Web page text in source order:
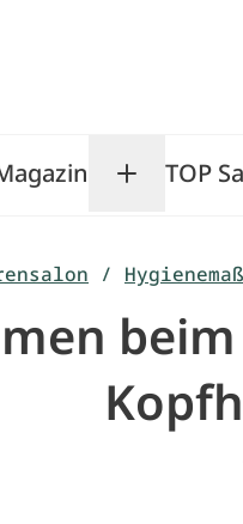
Toggle
TOP
/